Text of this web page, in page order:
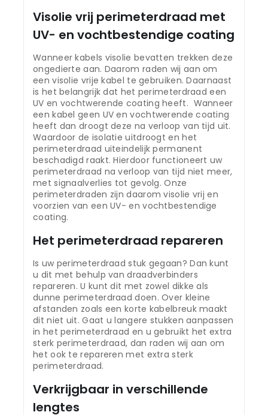
Visolie vrij perimeterdraad met
UV- en vochtbestendige coating
Wanneer kabels visolie bevatten trekken deze
ongedierte aan. Daarom raden wij aan om
een visolie vrije kabel te gebruiken. Daarnaast
is het belangrijk dat het perimeterdraad een
UV en vochtwerende coating heeft. Wanneer
een kabel geen UV en vochtwerende coating
heeft dan droogt deze na verloop van tijd uit.
Waardoor de isolatie uitdroogt en het
perimeterdraad uiteindelijk permanent
beschadigd raakt. Hierdoor functioneert uw
perimeterdraad na verloop van tijd niet meer,
met signaalverlies tot gevolg. Onze
perimeterdraden zijn daarom visolie vrij en
voorzien van een UV- en vochtbestendige
coating.
Het perimeterdraad repareren
Is uw perimeterdraad stuk gegaan? Dan kunt
u dit met behulp van draadverbinders
repareren. U kunt dit met zowel dikke als
dunne perimeterdraad doen. Over kleine
afstanden zoals een korte kabelbreuk maakt
dit niet uit. Gaat u langere stukken aanpassen
in het perimeterdraad en u gebruikt het extra
sterk perimeterdraad, dan raden wij aan om
het ook te repareren met extra sterk
perimeterdraad.
Verkrijgbaar in verschillende
lengtes